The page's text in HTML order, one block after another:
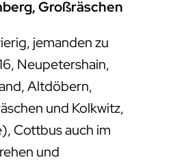
Großräschen
jemanden zu
Neupetershain,
Altdöbern,
und Kolkwitz,
Cottbus auch im
und